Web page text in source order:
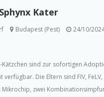
Kater
Budapest (Pest) 24/10/
Kätzchen sind zur sofortigen
Die Eltern sind FIV,
Mikrochip, zwei